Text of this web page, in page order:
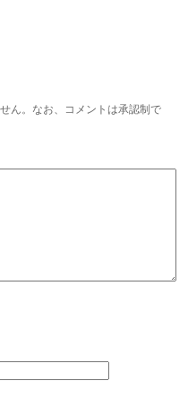
ん。なお、コメントは承認制で